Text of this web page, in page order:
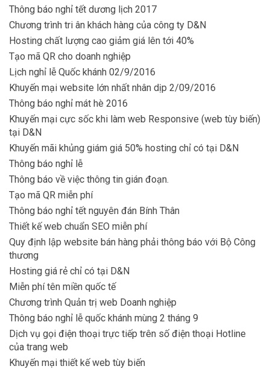
Thông báo nghỉ tết dương lịch 2017
Chương trình tri ân khách hàng của công ty D&N
Hosting chất lượng cao giảm giá lên tới 40%
Tạo mã QR cho doanh nghiệp
Lịch nghỉ lễ Quốc khánh 02/9/2016
Khuyến mại website lớn nhất nhân dịp 2/09/2016
Thông báo nghỉ mát hè 2016
Khuyến mại cực sốc khi làm web Responsive (web tùy biến)
tại D&N
Khuyến mãi khủng giám giá 50% hosting chỉ có tại D&N
Thông báo nghỉ lễ
Thông báo về việc thông tin gián đoạn.
Tạo mã QR miễn phí
Thông báo nghỉ tết nguyên đán Bính Thân
Thiết kế web chuẩn SEO miễn phí
Quy định lập website bán hàng phải thông báo với Bộ Công
thương
Hosting giá rẻ chỉ có tại D&N
Miễn phí tên miền quốc tế
Chương trình Quản trị web Doanh nghiệp
Thông báo nghỉ lễ quốc khánh mùng 2 tháng 9
Dịch vụ gọi điện thoại trực tiếp trên số điện thoại Hotline
của trang web
Khuyến mại thiết kế web tùy biến